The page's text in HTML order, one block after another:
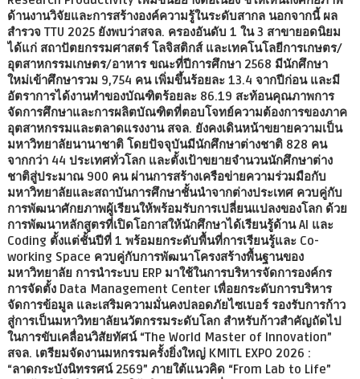
ด้านงานวิจัยและการสร้างองค์ความรู้ในระดับสากล นอกจากนี้ ผล
สำรวจ TTU 2025 ยังพบว่าสจล. ครองอันดับ 1 ใน 3 สาขายอดนิยม
ได้แก่ สถาปัตยกรรมศาสตร์ โลจิสติกส์ และเทคโนโลยีการเกษตร/
อุตสาหกรรมเกษตร/อาหาร ขณะที่ปีการศึกษา 2568 มีนักศึกษา
ใหม่เข้าศึกษารวม 9,754 คน เพิ่มขึ้นร้อยละ 13.4 จากปีก่อน และมี
อัตราการได้งานทำของบัณฑิตร้อยละ 86.19 สะท้อนคุณภาพการ
จัดการศึกษาและการผลิตบัณฑิตที่ตอบโจทย์ความต้องการของภาค
อุตสาหกรรมและตลาดแรงงาน สจล. ยังคงเดินหน้าขยายความเป็น
มหาวิทยาลัยนานาชาติ โดยปัจจุบันมีนักศึกษาต่างชาติ 828 คน
จากกว่า 44 ประเทศทั่วโลก และตั้งเป้าขยายจำนวนนักศึกษาต่าง
ชาติสู่ประมาณ 900 คน ผ่านการสร้างเครือข่ายความร่วมมือกับ
มหาวิทยาลัยและสถาบันการศึกษาชั้นนำจากต่างประเทศ ควบคู่กับ
การพัฒนาศักยภาพผู้เรียนให้พร้อมรับการเปลี่ยนแปลงของโลก ด้วย
การพัฒนาหลักสูตรที่เปิดโอกาสให้นักศึกษาได้เรียนรู้ด้าน AI และ
Coding ตั้งแต่ชั้นปีที่ 1 พร้อมยกระดับพื้นที่การเรียนรู้และ Co-
working Space ควบคู่กับการพัฒนาโครงสร้างพื้นฐานของ
มหาวิทยาลัย การนำระบบ ERP มาใช้ในการบริหารจัดการองค์กร
การจัดตั้ง Data Management Center เพื่อยกระดับการบริหาร
จัดการข้อมูล และเสริมความมั่นคงปลอดภัยไซเบอร์ รองรับการก้าว
สู่การเป็นมหาวิทยาลัยนวัตกรรมระดับโลก สำหรับก้าวสำคัญถัดไป
ในการขับเคลื่อนวิสัยทัศน์ “The World Master of Innovation”
สจล. เตรียมจัดงานมหกรรมครั้งยิ่งใหญ่ KMITL EXPO 2026 :
“ลาดกระบังนิทรรศน์ 2569” ภายใต้แนวคิด “From Lab to Life”